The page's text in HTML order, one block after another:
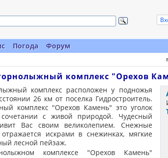
Погода
Форум
комплекс "Орехов
комплекс расположен у подножья
26 км от поселка Гидростроитель.
комплекс "Орехов Камень" это уголок
сочетании с живой природой. Чудесный
Вас своим великолепием. Снежные
искрами в снежинках, мягкие
лесной пейзаж.
комплексе "Орехов Камень"